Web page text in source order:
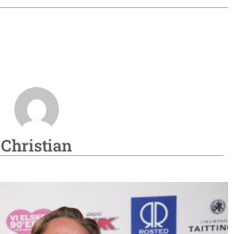
Christian